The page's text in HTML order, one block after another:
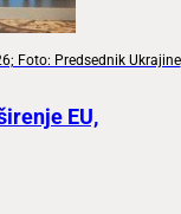
Foto: Predsednik Ukrajine
EU,